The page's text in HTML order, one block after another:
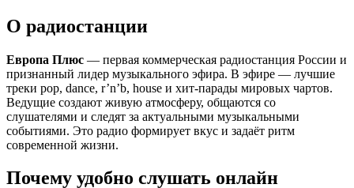
О радиостанции
Европа Плюс — первая коммерческая радиостанция России и
признанный лидер музыкального эфира. В эфире — лучшие
треки pop, dance, r’n’b, house и хит-парады мировых чартов.
Ведущие создают живую атмосферу, общаются со
слушателями и следят за актуальными музыкальными
событиями. Это радио формирует вкус и задаёт ритм
современной жизни.
Почему удобно слушать онлайн